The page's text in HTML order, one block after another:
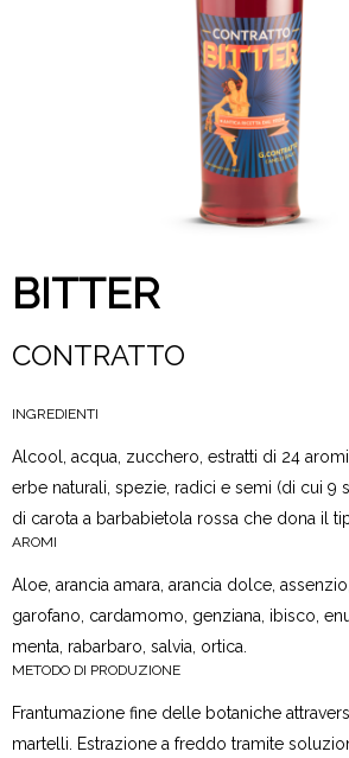
BITTER
CONTRATTO
INGREDIENTI
Alcool, acqua, zucchero, estratti di 24
erbe naturali, spezie, radici e semi (di cui 9
di carota a barbabietola rossa che dona il
AROMI
Aloe, arancia amara, arancia dolce,
garofano, cardamomo, genziana, ibisco,
menta, rabarbaro, salvia, ortica.
METODO DI PRODUZIONE
Frantumazione fine delle botaniche
martelli. Estrazione a freddo tramite